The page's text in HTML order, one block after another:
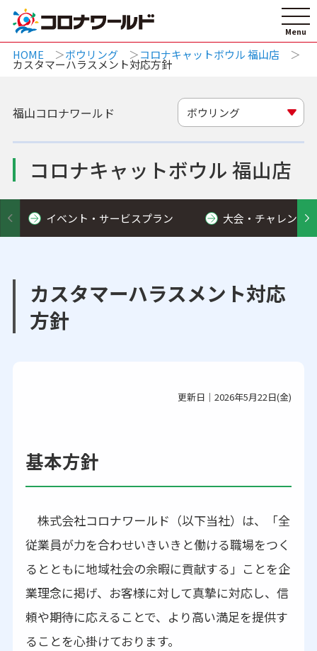
HOME ボウリング コロナキャットボウル 福山店
カスタマーハラスメント対応方針
コロナキャットボウル 福山店
福山コロナワールド ボウリング
イベント・サービスプラン 大会・チャレンジ
カスタマーハラスメント対応
方針
更新日｜2026年5月22日(金)
基本方針
株式会社コロナワールド（以下当社）は、「全
従業員が力を合わせいきいきと働ける職場をつく
るとともに地域社会の余暇に貢献する」ことを企
業理念に掲げ、お客様に対して真摯に対応し、信
頼や期待に応えることで、より高い満足を提供す
ることを心掛けております。